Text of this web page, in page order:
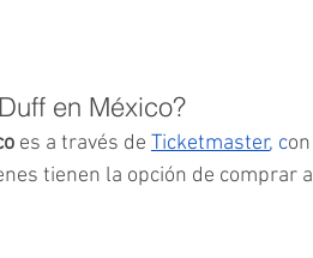
en México?
es a través de Ticketmaster, con
tienen la opción de comprar a